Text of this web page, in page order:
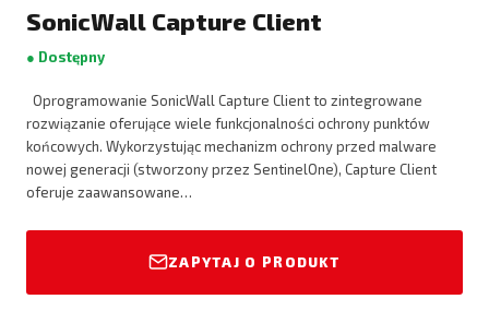
SonicWall Capture Client
● Dostępny
Oprogramowanie SonicWall Capture Client to zintegrowane
rozwiązanie oferujące wiele funkcjonalności ochrony punktów
końcowych. Wykorzystując mechanizm ochrony przed malware
nowej generacji (stworzony przez SentinelOne), Capture Client
oferuje zaawansowane…
ZAPYTAJ O PRODUKT